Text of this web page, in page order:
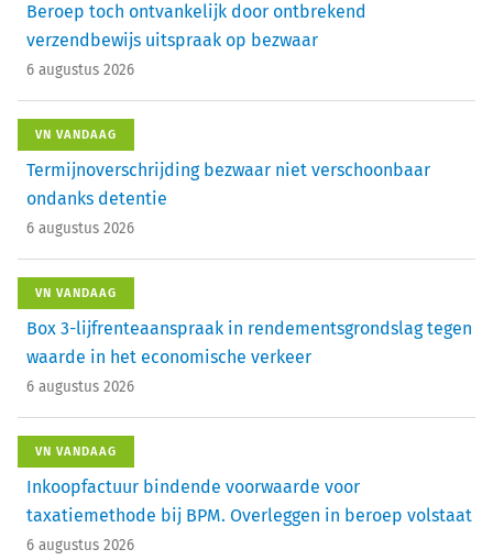
Beroep toch ontvankelijk door ontbrekend
verzendbewijs uitspraak op bezwaar
6 augustus 2026
VN VANDAAG
Termijnoverschrijding bezwaar niet verschoonbaar
ondanks detentie
6 augustus 2026
VN VANDAAG
Box 3-lijfrenteaanspraak in rendementsgrondslag tegen
waarde in het economische verkeer
6 augustus 2026
VN VANDAAG
Inkoopfactuur bindende voorwaarde voor
taxatiemethode bij BPM. Overleggen in beroep volstaat
6 augustus 2026